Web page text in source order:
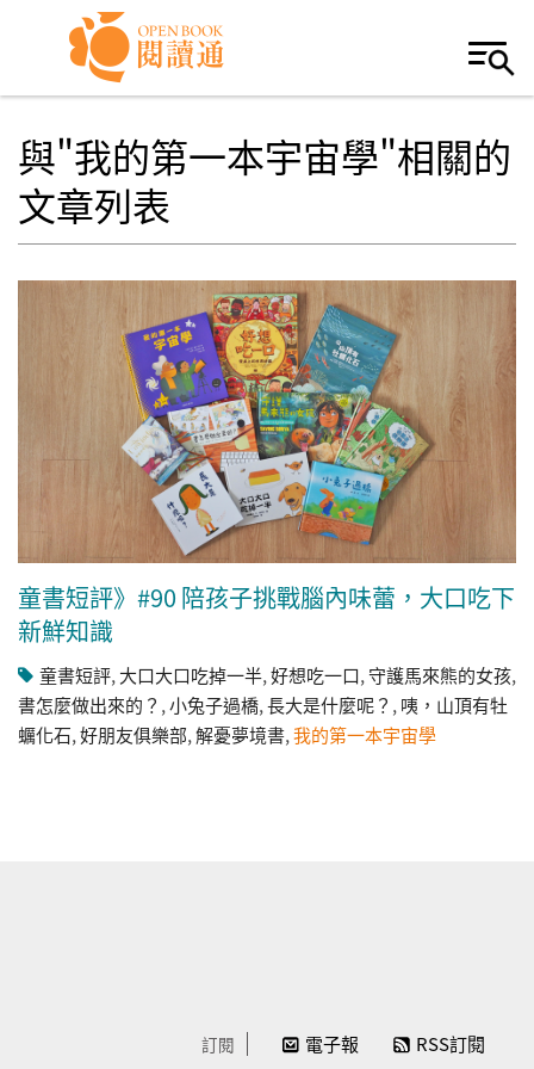
Skip to navigation
移至主內容
與"我的第一本宇宙學"相關的
文章列表
童書短評》#90 陪孩子挑戰腦內味蕾，大口吃下
新鮮知識
童書短評, 大口大口吃掉一半,好想吃一口,守護馬來熊的女孩,
書怎麼做出來的？ ,小兔子過橋,長大是什麼呢？ , 咦，山頂有牡
蠣化石,好朋友俱樂部,解憂夢境書,我的第一本宇宙學
訂閱 電子報 RSS訂閱